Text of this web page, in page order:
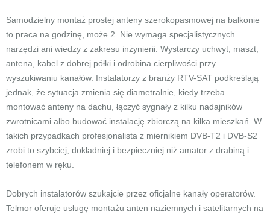
Samodzielny montaż prostej anteny szerokopasmowej na balkonie
to praca na godzinę, może 2. Nie wymaga specjalistycznych
narzędzi ani wiedzy z zakresu inżynierii. Wystarczy uchwyt, maszt,
antena, kabel z dobrej półki i odrobina cierpliwości przy
wyszukiwaniu kanałów. Instalatorzy z branży RTV-SAT podkreślają
jednak, że sytuacja zmienia się diametralnie, kiedy trzeba
montować anteny na dachu, łączyć sygnały z kilku nadajników
zwrotnicami albo budować instalację zbiorczą na kilka mieszkań. W
takich przypadkach profesjonalista z miernikiem DVB-T2 i DVB-S2
zrobi to szybciej, dokładniej i bezpieczniej niż amator z drabiną i
telefonem w ręku.
Dobrych instalatorów szukajcie przez oficjalne kanały operatorów.
Telmor oferuje usługę montażu anten naziemnych i satelitarnych na